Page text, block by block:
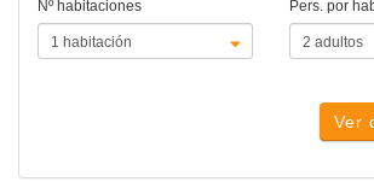
Nº habitaciones Pers. por
Ver